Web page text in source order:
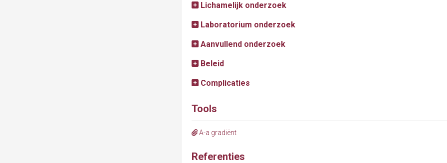
Lichamelijk onderzoek
Laboratorium onderzoek
Aanvullend onderzoek
Beleid
Complicaties
Tools
A-a gradiënt
Referenties